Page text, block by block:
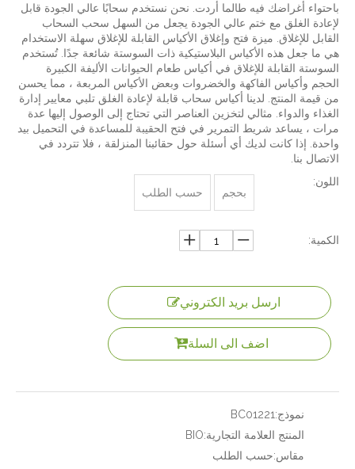
باحتواء أغراضك فيه طالما أردت. نحن نستخدم سحابًا عالي الجودة قابل
لإعادة الغلق مع ختم عالي الجودة يجعل من السهل سحب السحاب
القابل للإغلاق. ميزة فتح وإغلاق الأكياس القابلة للإغلاق سهلة الاستخدام
هي ما جعل هذه الأكياس البلاستيكية ذات السوستة شائعة جدًا. تُستخدم
السوستة القابلة للإغلاق في أكياس طعام الحيوانات الأليفة الكبيرة
الحجم وأكياس الفاكهة والخضروات وبعض الأكياس المربعة ، مما يحسن
من قيمة المنتج. لدينا أكياس سحاب قابلة لإعادة الغلق تلبي معايير إدارة
الغذاء والدواء. مثالي لتخزين العناصر التي تحتاج إلى الوصول إليها عدة
مرات ، يساعد شريط التمرير في فتح الحقيبة للمساعدة في التحميل بيد
واحدة. إذا كانت لديك أي أسئلة حول حقائبنا المنزلقة ، فلا تتردد في
الاتصال بنا.
اللون:
بحجم
حسب الطلب
الكمية:
ارسل بريد الكتروني
اضف الى السلة
نموذج:BC01221
المنتج العلامة التجارية:BIO
مقاس:حسب الطلب